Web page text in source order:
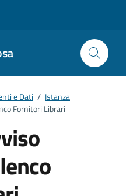
e Dati / Istanza
Fornitori Librari